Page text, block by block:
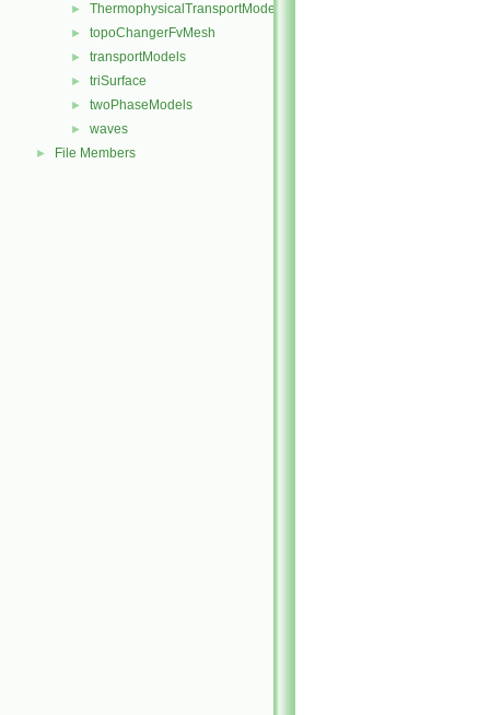
► ThermophysicalTransportModels
► topoChangerFvMesh
► transportModels
► triSurface
► twoPhaseModels
► waves
► File Members